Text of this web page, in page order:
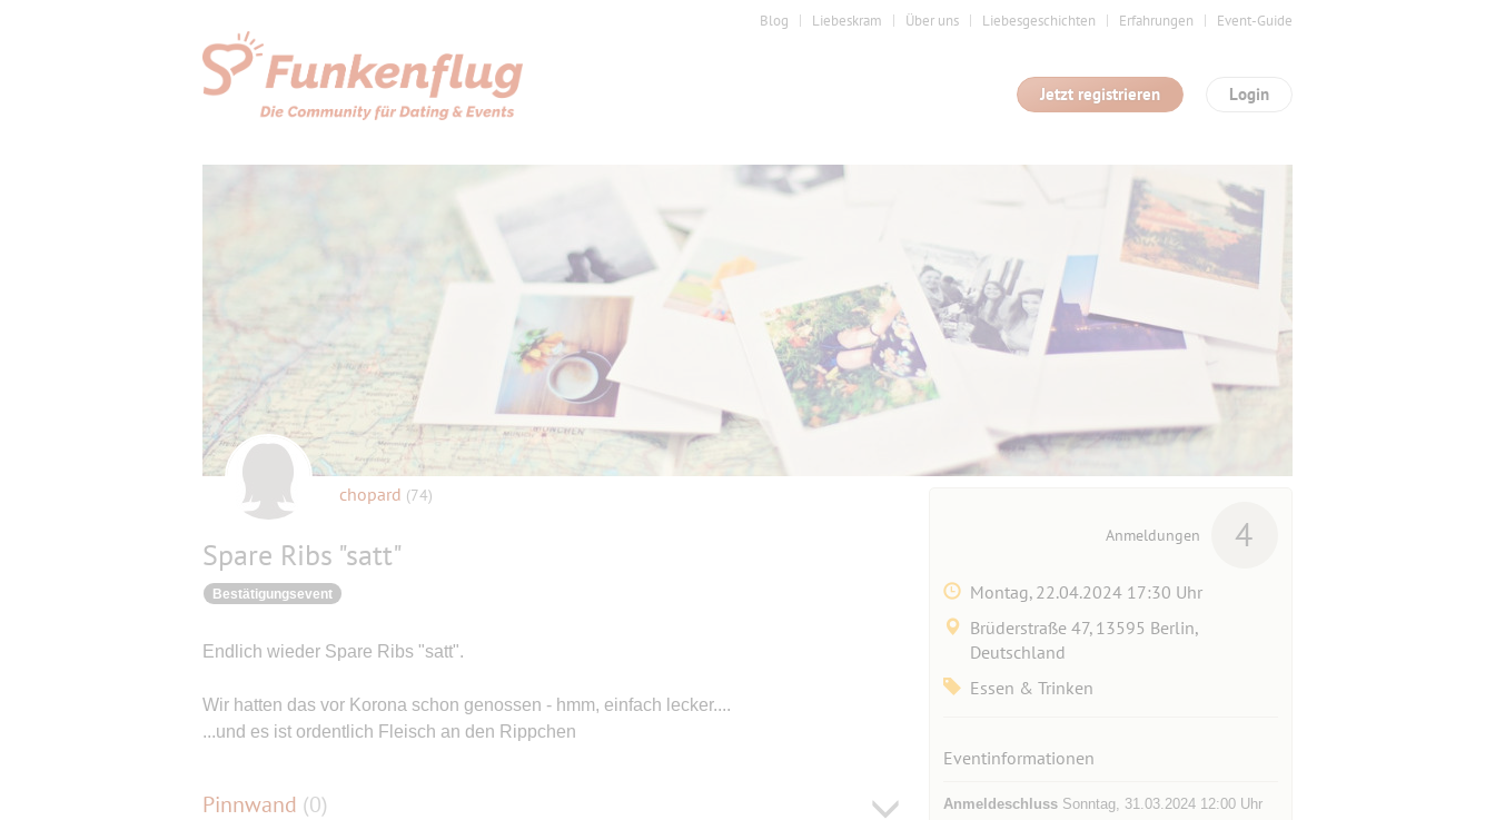
Blog Liebeskram Über uns Liebesgeschichten Erfahrungen Event-Guide
Login
Jetzt registrieren
chopard (74)
Spare Ribs "satt"
Bestätigungsevent
Endlich wieder Spare Ribs "satt".
Wir hatten das vor Korona schon genossen - hmm, einfach lecker....
...und es ist ordentlich Fleisch an den Rippchen
Pinnwand (0)
Anmeldungen 4
Montag, 22.04.2024 17:30 Uhr
Brüderstraße 47, 13595 Berlin,
Deutschland
Essen & Trinken
Eventinformationen
AnmeldeschlussSonntag, 31.03.2024 12:00 Uhr